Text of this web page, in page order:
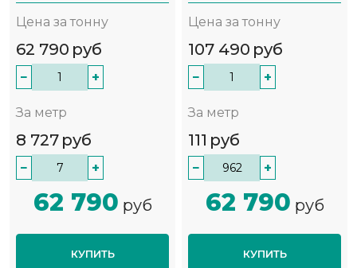
Цена за тонну
62 790 руб
− +
За метр
8 727 руб
− +
62 790 руб
КУПИТЬ
Цена за тонну
107 490 руб
− +
За метр
111 руб
− +
62 790 руб
КУПИТЬ